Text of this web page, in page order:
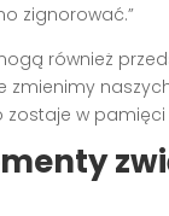
zignorować.”
również
zmienimy
zostaje w